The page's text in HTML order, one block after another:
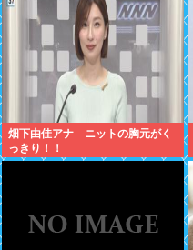
畑下由佳アナ ニットの胸元がく
っきり！！